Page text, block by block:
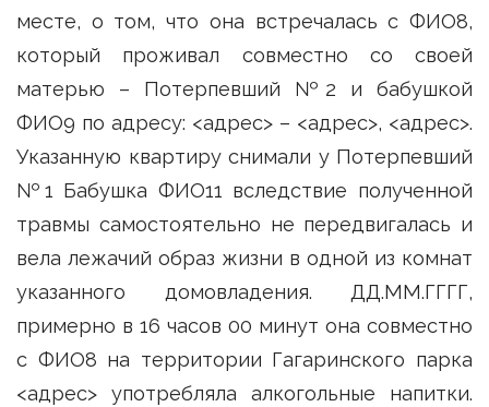
месте, о том, что она встречалась с ФИО8,
который проживал совместно со своей
матерью – Потерпевший №2 и бабушкой
ФИО9 по адресу: <адрес> – <адрес>, <адрес>.
Указанную квартиру снимали у Потерпевший
№1 Бабушка ФИО11 вследствие полученной
травмы самостоятельно не передвигалась и
вела лежачий образ жизни в одной из комнат
указанного домовладения. ДД.ММ.ГГГГ,
примерно в 16 часов 00 минут она совместно
с ФИО8 на территории Гагаринского парка
<адрес> употребляла алкогольные напитки.